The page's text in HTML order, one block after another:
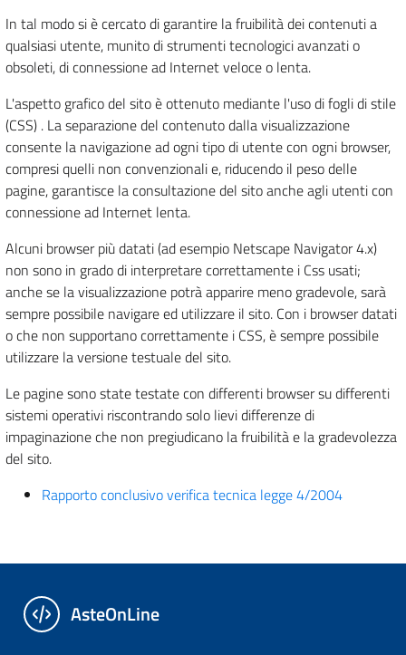
In tal modo si è cercato di garantire la fruibilità dei contenuti a
qualsiasi utente, munito di strumenti tecnologici avanzati o
obsoleti, di connessione ad Internet veloce o lenta.
L'aspetto grafico del sito è ottenuto mediante l'uso di fogli di stile
(CSS) . La separazione del contenuto dalla visualizzazione
consente la navigazione ad ogni tipo di utente con ogni browser,
compresi quelli non convenzionali e, riducendo il peso delle
pagine, garantisce la consultazione del sito anche agli utenti con
connessione ad Internet lenta.
Alcuni browser più datati (ad esempio Netscape Navigator 4.x)
non sono in grado di interpretare correttamente i Css usati;
anche se la visualizzazione potrà apparire meno gradevole, sarà
sempre possibile navigare ed utilizzare il sito. Con i browser datati
o che non supportano correttamente i CSS, è sempre possibile
utilizzare la versione testuale del sito.
Le pagine sono state testate con differenti browser su differenti
sistemi operativi riscontrando solo lievi differenze di
impaginazione che non pregiudicano la fruibilità e la gradevolezza
del sito.
Rapporto conclusivo verifica tecnica legge 4/2004
AsteOnLine